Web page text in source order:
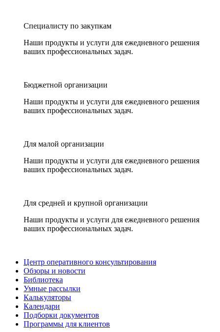
Специалисту по закупкам
Наши продукты и услуги для ежедневного решения
ваших профессиональных задач.
Бюджетной организации
Наши продукты и услуги для ежедневного решения
ваших профессиональных задач.
Для малой организации
Наши продукты и услуги для ежедневного решения
ваших профессиональных задач.
Для средней и крупной организации
Наши продукты и услуги для ежедневного решения
ваших профессиональных задач.
Центр оперативного консультирования
Обзоры и новости
Библиотека
Умные рассылки
Калькуляторы
Календари
Подборки документов
Программы для клиентов